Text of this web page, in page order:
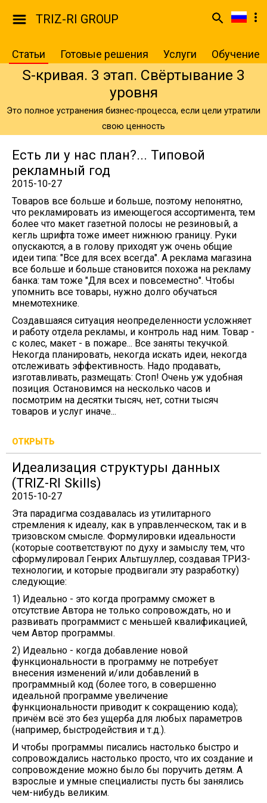
TRIZ-RI GROUP
Статьи Готовые решения Услуги Обучение
S-кривая. 3 этап. Свёртывание 3
уровня
Это полное устранения бизнес-процесса, если цели утратили
свою ценность
Есть ли у нас план?... Типовой
рекламный год
2015-10-27
Товаров все больше и больше, поэтому непонятно,
что рекламировать из имеющегося ассортимента, тем
более что макет газетной полосы не резиновый, а
кегль шрифта тоже имеет нижнюю границу. Руки
опускаются, а в голову приходят уж очень общие
идеи типа: "Все для всех всегда". А реклама магазина
все больше и больше становится похожа на рекламу
банка: там тоже "Для всех и повсеместно". Чтобы
упомнить все товары, нужно долго обучаться
мнемотехнике.
Создавшаяся ситуация неопределенности усложняет
и работу отдела рекламы, и контроль над ним. Товар -
с колес, макет - в пожаре... Все заняты текучкой.
Некогда планировать, некогда искать идеи, некогда
отслеживать эффективность. Надо продавать,
изготавливать, размещать: Стоп! Очень уж удобная
позиция. Остановимся на несколько часов и
посмотрим на десятки тысяч, нет, сотни тысяч
товаров и услуг иначе...
ОТКРЫТЬ
Идеализация структуры данных
(TRIZ-RI Skills)
2015-10-27
Эта парадигма создавалась из утилитарного
стремления к идеалу, как в управленческом, так и в
тризовском смысле. Формулировки идеальности
(которые соответствуют по духу и замыслу тем, что
сформулировал Генрих Альтшуллер, создавая ТРИЗ-
технологии, и которые продвигали эту разработку)
следующие:
1) Идеально - это когда программу сможет в
отсутствие Автора не только сопровождать, но и
развивать программист с меньшей квалификацией,
чем Автор программы.
2) Идеально - когда добавление новой
функциональности в программу не потребует
внесения изменений и/или добавлений в
программный код (более того, в совершенно
идеальной программе увеличение
функциональности приводит к сокращению кода);
причём всё это без ущерба для любых параметров
(например, быстродействия и т.д.).
И чтобы программы писались настолько быстро и
сопровождались настолько просто, что их создание и
сопровождение можно было бы поручить детям. А
взрослые и умные специалисты пусть бы занялись
чем-нибудь великим.